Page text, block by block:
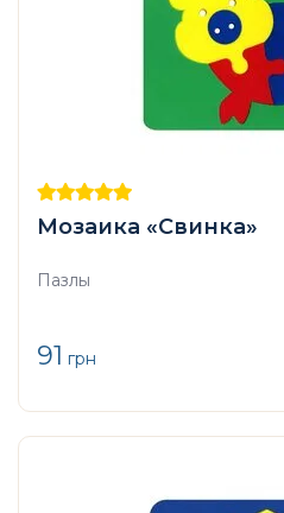
Мозаика «Свинка»
Пазлы
91 грн